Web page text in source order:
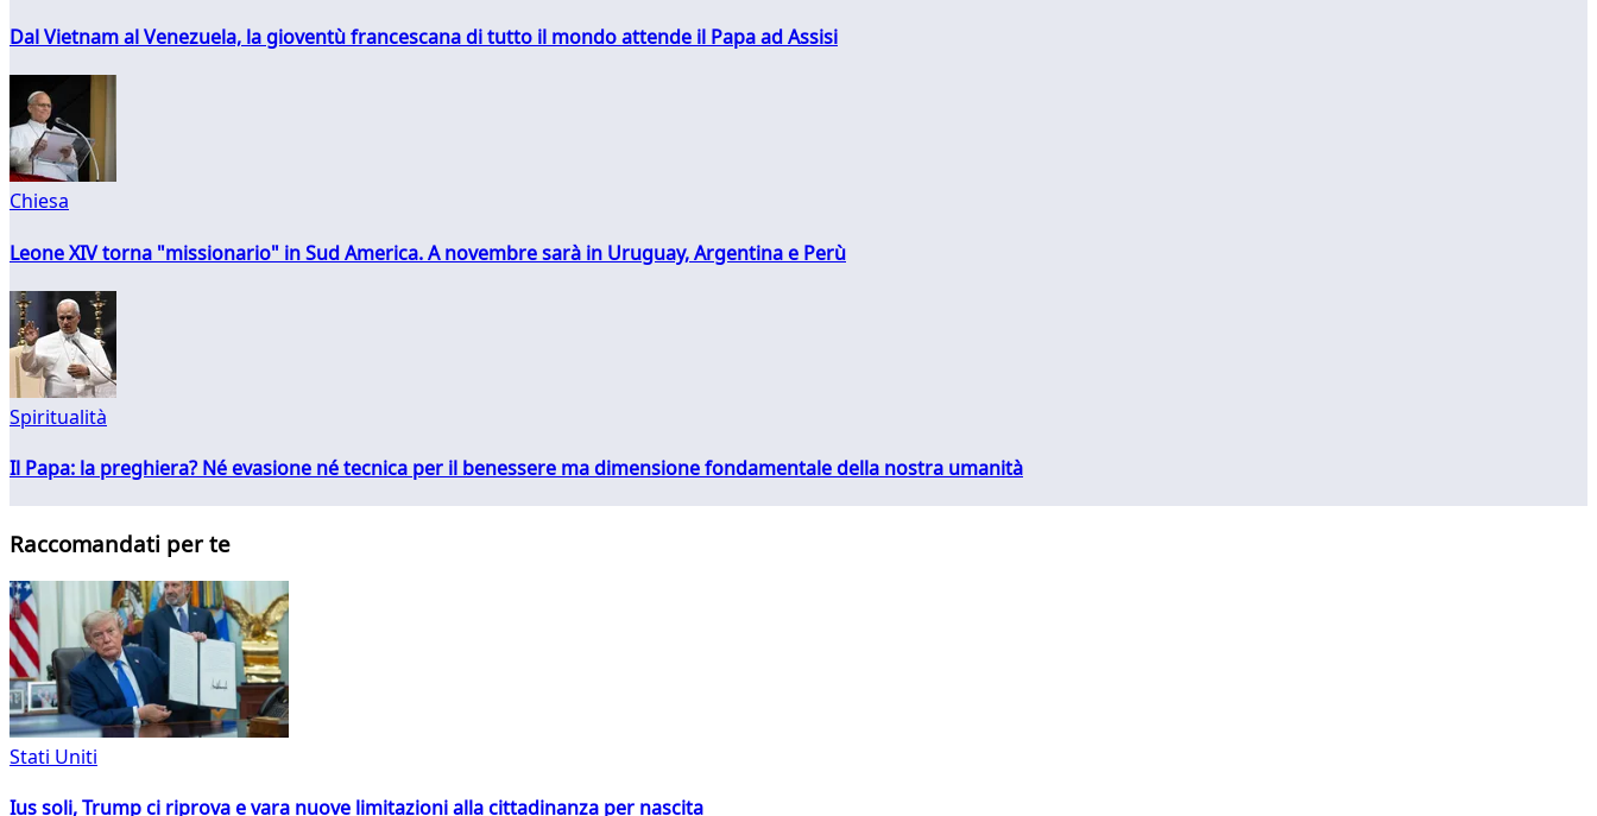
Dal Vietnam al Venezuela, la gioventù francescana di tutto il mondo attende il Papa ad Assisi
Chiesa
Leone XIV torna "missionario" in Sud America. A novembre sarà in Uruguay, Argentina e Perù
Spiritualità
Il Papa: la preghiera? Né evasione né tecnica per il benessere ma dimensione fondamentale della nostra umanità
Raccomandati per te
Stati Uniti
Ius soli, Trump ci riprova e vara nuove limitazioni alla cittadinanza per nascita